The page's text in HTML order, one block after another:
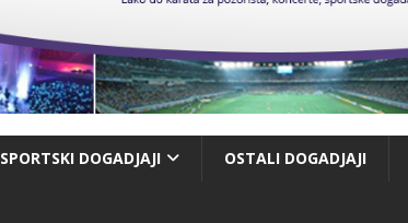
SPORTSKI DOGADJAJI OSTALI DOGADJAJI